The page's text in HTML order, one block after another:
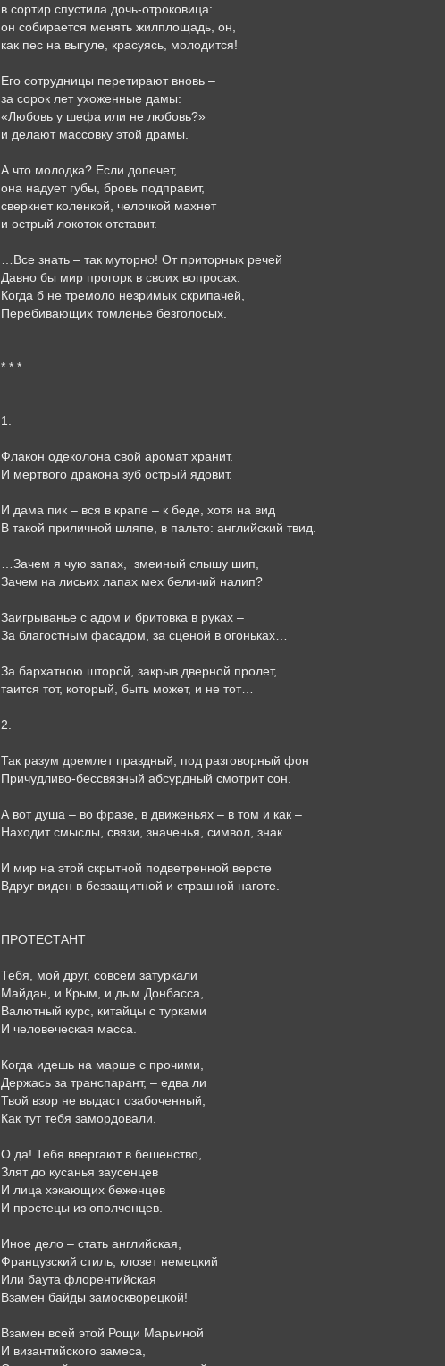
в сортир спустила дочь-отроковица:
он собирается менять жилплощадь, он,
как пес на выгуле, красуясь, молодится!
Его сотрудницы перетирают вновь –
за сорок лет ухоженные дамы:
«Любовь у шефа или не любовь?»
и делают массовку этой драмы.
А что молодка? Если допечет,
она надует губы, бровь подправит,
сверкнет коленкой, челочкой махнет
и острый локоток отставит.
…Все знать – так муторно! От приторных речей
Давно бы мир прогорк в своих вопросах.
Когда б не тремоло незримых скрипачей,
Перебивающих томленье безголосых.
* * *
1.
Флакон одеколона свой аромат хранит.
И мертвого дракона зуб острый ядовит.
И дама пик – вся в крапе – к беде, хотя на вид
В такой приличной шляпе, в пальто: английский твид.
…Зачем я чую запах, змеиный слышу шип,
Зачем на лисьих лапах мех беличий налип?
Заигрыванье с адом и бритовка в руках –
За благостным фасадом, за сценой в огоньках…
За бархатною шторой, закрыв дверной пролет,
таится тот, который, быть может, и не тот…
2.
Так разум дремлет праздный, под разговорный фон
Причудливо-бессвязный абсурдный смотрит сон.
А вот душа – во фразе, в движеньях – в том и как –
Находит смыслы, связи, значенья, символ, знак.
И мир на этой скрытной подветренной версте
Вдруг виден в беззащитной и страшной наготе.
ПРОТЕСТАНТ
Тебя, мой друг, совсем затуркали
Майдан, и Крым, и дым Донбасса,
Валютный курс, китайцы с турками
И человеческая масса.
Когда идешь на марше с прочими,
Держась за транспарант, – едва ли
Твой взор не выдаст озабоченный,
Как тут тебя замордовали.
О да! Тебя ввергают в бешенство,
Злят до кусанья заусенцев
И лица хэкающих беженцев
И простецы из ополченцев.
Иное дело – стать английская,
Французский стиль, клозет немецкий
Или баута флорентийская
Взамен байды замоскворецкой!
Взамен всей этой Рощи Марьиной
И византийского замеса,